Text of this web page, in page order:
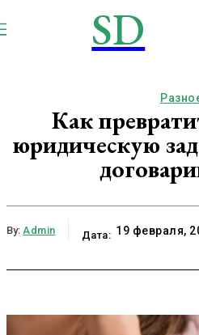
SD
Как
юридическую
By: Admin Дата: 19 февраля,